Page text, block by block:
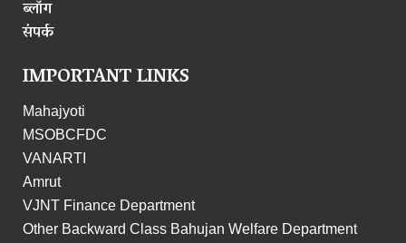
ब्लॉग
संपर्क
IMPORTANT LINKS
Mahajyoti
MSOBCFDC
VANARTI
Amrut
VJNT Finance Department
Other Backward Class Bahujan Welfare Department